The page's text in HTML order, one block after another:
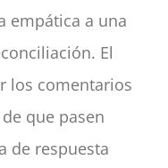
empática a una
El
los comentarios
que pasen
de respuesta